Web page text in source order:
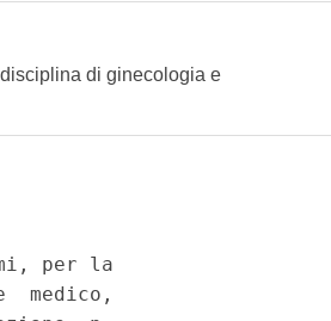
di ginecologia e